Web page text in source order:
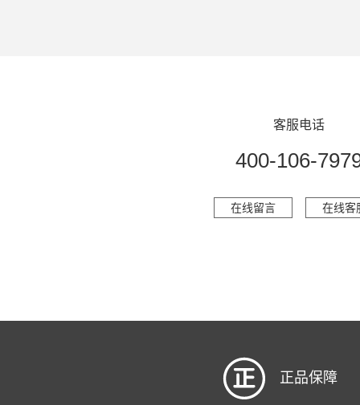
客服电话
400-106-
在线留言 在线客
正品保障